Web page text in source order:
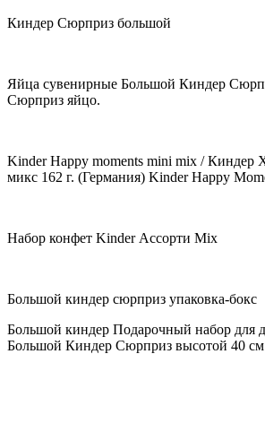
Киндер Сюрприз большой
Яйца сувенирные Большой Киндер
Сюрприз яйцо.
Kinder Happy moments mini mix / Киндер
микс 162 г. (Германия) Kinder Happy
Набор конфет Kinder Ассорти Mix
Большой киндер сюрприз упаковка-бокс
Большой киндер Подарочный набор для
Большой Киндер Сюрприз высотой 40